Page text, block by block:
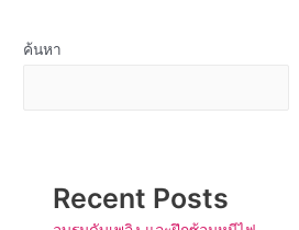
ค้นหา
Recent Posts